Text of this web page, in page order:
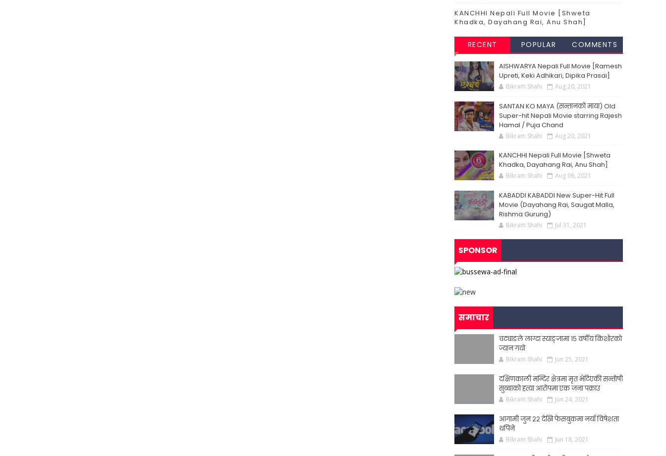
KANCHHI Nepali Full Movie [Shweta
Khadka, Dayahang Rai, Anu Shah]
RECENT POPULAR COMMENTS
AISHWARYA Nepali Full Movie [Ramesh
Upreti, Keki Adhikari, Dipika Prasai]
Bikram Shahi Aug 20, 2021
SANTAN KO MAYA (सन्तानको माया) Old
Super-hit Nepali Movie starring Rajesh
Hamal / Puja Chand
Bikram Shahi Aug 20, 2021
KANCHHI Nepali Full Movie [Shweta
Khadka, Dayahang Rai, Anu Shah]
Bikram Shahi Aug 06, 2021
KABADDI KABADDI New Super-Hit Full
Movie (Dayahang Rai, Saugat Malla,
Rishma Gurung)
Bikram Shahi Jul 31, 2021
SPONSOR
समाचार
चट्याङले लाग्दा स्याङ्जामा १५ वर्षीय किशोरको
ज्यान गयो
Bikram Shahi Jun 25, 2021
दक्षिणकाली मन्दिर क्षेत्रमा मृत भेटिएकी सन्ताेषी
सुब्बाकाे हत्या आराेपमा एक जना पक्राउ
Bikram Shahi Jun 24, 2021
आगामी जुन २२ देखि फेसबुकमा नयाँ विषेशता
थपिने
Bikram Shahi Jun 18, 2021